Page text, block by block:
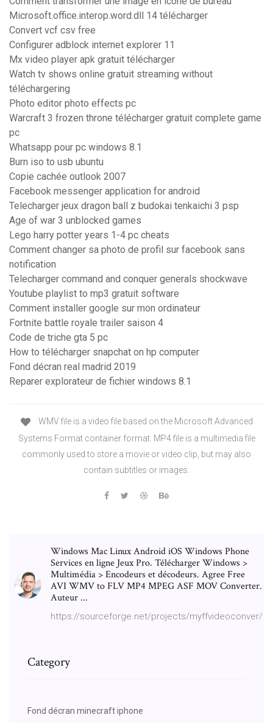
Microsoft.office.interop.word.dll 14 télécharger
Convert vcf csv free
Configurer adblock internet explorer 11
Mx video player apk gratuit télécharger
Watch tv shows online gratuit streaming without
téléchargering
Photo editor photo effects pc
Warcraft 3 frozen throne télécharger gratuit complete game
pc
Whatsapp pour pc windows 8.1
Burn iso to usb ubuntu
Copie cachée outlook 2007
Facebook messenger application for android
Telecharger jeux dragon ball z budokai tenkaichi 3 psp
Age of war 3 unblocked games
Lego harry potter years 1-4 pc cheats
Comment changer sa photo de profil sur facebook sans
notification
Telecharger command and conquer generals shockwave
Youtube playlist to mp3 gratuit software
Comment installer google sur mon ordinateur
Fortnite battle royale trailer saison 4
Code de triche gta 5 pc
How to télécharger snapchat on hp computer
Fond décran real madrid 2019
Reparer explorateur de fichier windows 8.1
WMV file is a video file based on the Microsoft Advanced
Systems Format container format. MP4 file is a multimedia file
commonly used to store a movie or video clip, but may also
contain subtitles or images.
Windows Mac Linux Android iOS Windows Phone
Services en ligne Jeux Pro. Télécharger Windows >
Multimédia > Encodeurs et décodeurs. Agree Free
AVI WMV to FLV MP4 MPEG ASF MOV Converter.
Auteur ...
https://sourceforge.net/projects/myffvideoconver/
Category
Fond décran minecraft iphone